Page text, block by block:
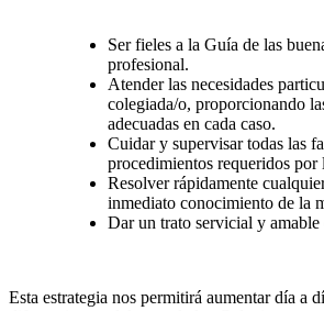
Ser fieles a la Guía de las
profesional.
Atender las necesidades
colegiada/o, proporcionando
adecuadas en cada caso.
Cuidar y supervisar todas las
procedimientos requeridos por
Resolver rápidamente
inmediato conocimiento de la
Dar un trato servicial y
Esta estrategia nos permitirá aumentar día a